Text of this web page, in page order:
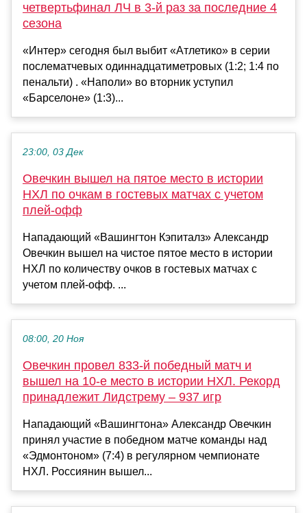
четвертьфинал ЛЧ в 3-й раз за последние 4
сезона
«Интер» сегодня был выбит «Атлетико» в серии
послематчевых одиннадцатиметровых (1:2; 1:4 по
пенальти) . «Наполи» во вторник уступил
«Барселоне» (1:3)...
23:00, 03 Дек
Овечкин вышел на пятое место в истории
НХЛ по очкам в гостевых матчах с учетом
плей‑офф
Нападающий «Вашингтон Кэпиталз» Александр
Овечкин вышел на чистое пятое место в истории
НХЛ по количеству очков в гостевых матчах с
учетом плей‑офф. ...
08:00, 20 Ноя
Овечкин провел 833-й победный матч и
вышел на 10-е место в истории НХЛ. Рекорд
принадлежит Лидстрему – 937 игр
Нападающий «Вашингтона» Александр Овечкин
принял участие в победном матче команды над
«Эдмонтоном» (7:4) в регулярном чемпионате
НХЛ. Россиянин вышел...